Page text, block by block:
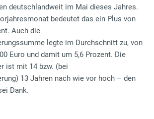
deutschlandweit im Mai dieses Jahres.
bedeutet das ein Plus von
Auch die
legte im Durchschnitt zu, von
Euro und damit um 5,6 Prozent. Die
ist mit 14 bzw. (bei
13 Jahren nach wie vor hoch – den
Dank.